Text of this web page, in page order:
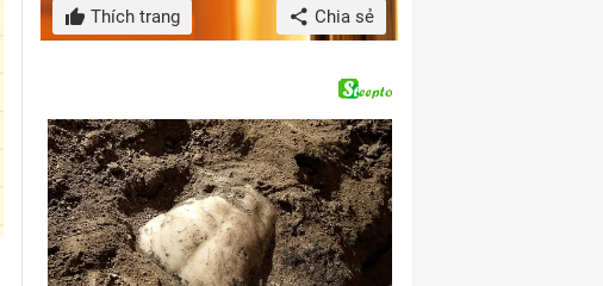
Thích trang Chia sẻ